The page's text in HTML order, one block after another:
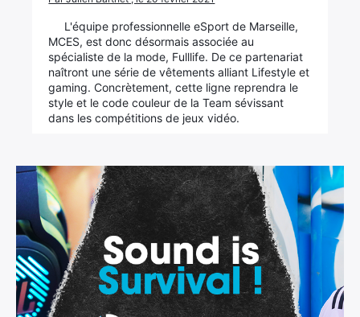
L'équipe professionnelle eSport de Marseille,
MCES, est donc désormais associée au
spécialiste de la mode, Fulllife. De ce partenariat
naîtront une série de vêtements alliant Lifestyle et
gaming. Concrètement, cette ligne reprendra le
style et le code couleur de la Team sévissant
dans les compétitions de jeux vidéo.